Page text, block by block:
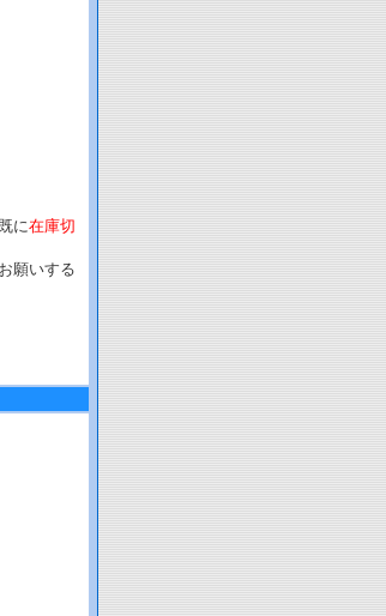
に在庫切
願いする